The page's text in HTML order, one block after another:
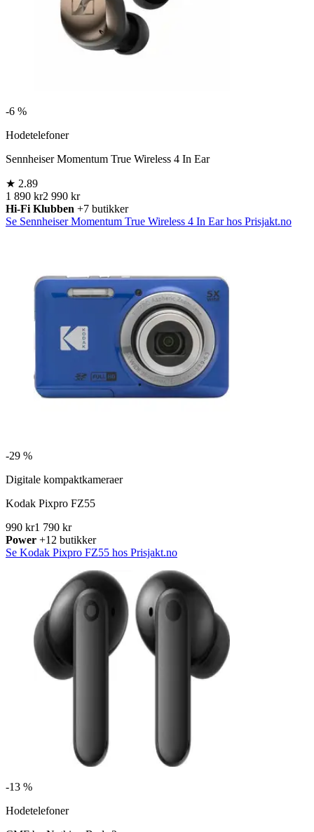
-6 %
Hodetelefoner
Sennheiser Momentum True Wireless 4 In Ear
★ 2.89
1 890 kr2 990 kr
Hi-Fi Klubben +7 butikker
Se Sennheiser Momentum True Wireless 4 In Ear hos Prisjakt.no
-29 %
Digitale kompaktkameraer
Kodak Pixpro FZ55
990 kr1 790 kr
Power +12 butikker
Se Kodak Pixpro FZ55 hos Prisjakt.no
-13 %
Hodetelefoner